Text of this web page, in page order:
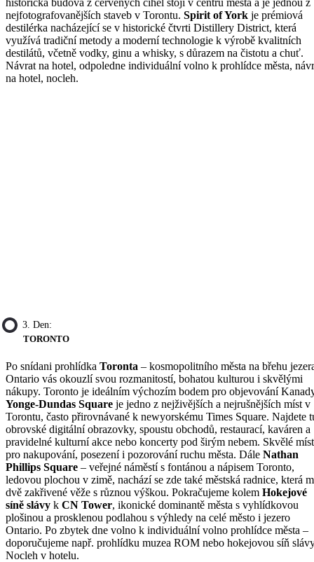
historická budova z červených cihel stojí v centru města a je jednou z
nejfotografovanějších staveb v Torontu. Spirit of York je prémiová
destilérka nacházející se v historické čtvrti Distillery District, která
využívá tradiční metody a moderní technologie k výrobě kvalitních
destilátů, včetně vodky, ginu a whisky, s důrazem na čistotu a chuť.
Návrat na hotel, odpoledne individuální volno k prohlídce města,
na hotel, nocleh.
3. Den:
TORONTO
Po snídani prohlídka Toronta – kosmopolitního města na břehu
Ontario vás okouzlí svou rozmanitostí, bohatou kulturou i skvělými
nákupy. Toronto je ideálním výchozím bodem pro objevování
Yonge-Dundas Square je jedno z nejživějších a nejrušnějších míst v
Torontu, často přirovnávané k newyorskému Times Square. Najdete
obrovské digitální obrazovky, spoustu obchodů, restaurací, kaváren a
pravidelné kulturní akce nebo koncerty pod širým nebem. Skvělé
pro nakupování, posezení i pozorování ruchu města. Dále Nathan
Phillips Square – veřejné náměstí s fontánou a nápisem Toronto,
ledovou plochou v zimě, nachází se zde také městská radnice, která
dvě zakřivené věže s různou výškou. Pokračujeme kolem Hokejové
síně slávy k CN Tower, ikonické dominantě města s vyhlídkovou
plošinou a prosklenou podlahou s výhledy na celé město i jezero
Ontario. Po zbytek dne volno k individuální volno prohlídce města –
doporučujeme např. prohlídku muzea ROM nebo hokejovou síň
Nocleh v hotelu.